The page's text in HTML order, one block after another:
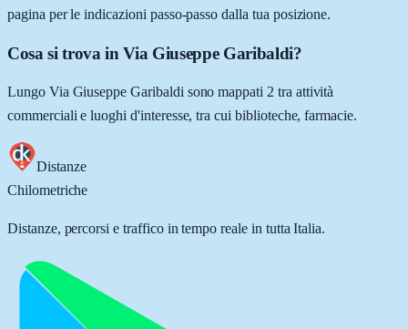
pagina per le indicazioni passo-passo dalla tua posizione.
Cosa si trova in Via Giuseppe Garibaldi?
Lungo Via Giuseppe Garibaldi sono mappati 2 tra attività
commerciali e luoghi d'interesse, tra cui biblioteche, farmacie.
Distanze
Chilometriche
Distanze, percorsi e traffico in tempo reale in tutta Italia.